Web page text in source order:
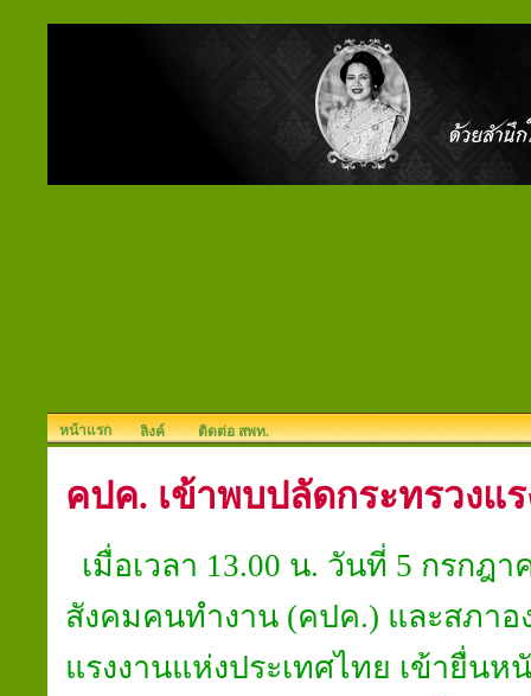
หน้าแรก ลิงค์ ติดต่อ สพท.
คปค. เข้าพบปลัดกระทรวงแร
เมื่อเวลา 13.00 น. วันที่ 5 กรกฎ
สังคมคนทำงาน (คปค.) และสภา
แรงงานแห่งประเทศไทย เข้ายื่น